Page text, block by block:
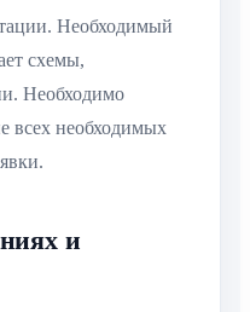
Необходимый
схемы,
Необходимо
всех необходимых
и